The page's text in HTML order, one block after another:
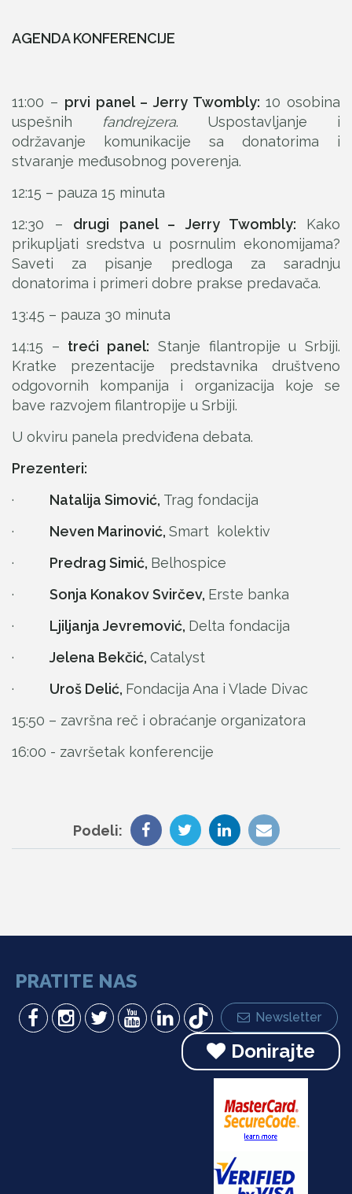
AGENDA KONFERENCIJE
11:00 – prvi panel – Jerry Twombly: 10 osobina
uspešnih
fandrejzera. Uspostavljanje i
održavanje komunikacije sa donatorima i
stvaranje međusobnog poverenja.
12:15 – pauza 15 minuta
12:30 – drugi panel – Jerry Twombly: Kako
prikupljati sredstva u posrnulim ekonomijama?
Saveti za pisanje predloga za saradnju
donatorima i primeri dobre prakse predavača.
13:45 – pauza 30 minuta
14:15 – treći panel: Stanje filantropije u Srbiji.
Kratke prezentacije predstavnika društveno
odgovornih kompanija i organizacija koje se
bave razvojem filantropije u Srbiji.
U okviru panela predviđena debata.
Prezenteri:
· Natalija Simović, Trag fondacija
· Neven Marinović, Smart kolektiv
· Predrag Simić, Belhospice
· Sonja Konakov Svirčev, Erste banka
· Ljiljanja Jevremović, Delta fondacija
· Jelena Bekčić, Catalyst
· Uroš Delić, Fondacija Ana i Vlade Divac
15:50 – završna reč i obraćanje organizatora
16:00 - završetak konferencije
Podeli:
PRATITE NAS
Newsletter
Donirajte